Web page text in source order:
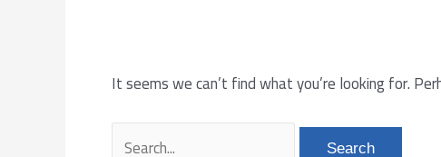
It seems we can’t find what you’re looking for.